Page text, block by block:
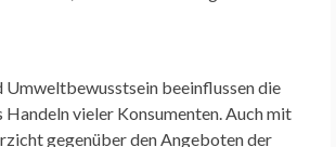
beeinflussen die
Handeln vieler Konsumenten. Auch mit
gegenüber den Angeboten der